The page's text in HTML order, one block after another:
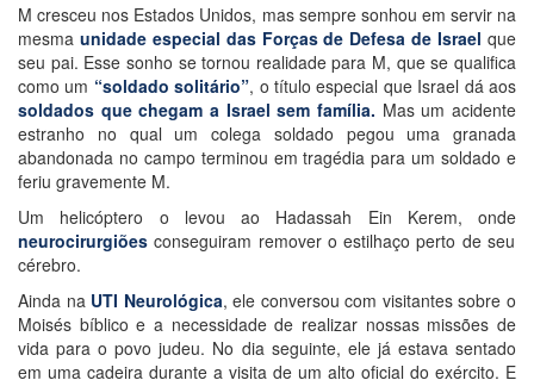
M cresceu nos Estados Unidos, mas sempre sonhou em servir na
mesma unidade especial das Forças de Defesa de Israel que
seu pai. Esse sonho se tornou realidade para M, que se qualifica
como um “soldado solitário”, o título especial que Israel dá aos
soldados que chegam a Israel sem família. Mas um acidente
estranho no qual um colega soldado pegou uma granada
abandonada no campo terminou em tragédia para um soldado e
feriu gravemente M.
Um helicóptero o levou ao Hadassah Ein Kerem, onde
neurocirurgiões conseguiram remover o estilhaço perto de seu
cérebro.
Ainda na UTI Neurológica, ele conversou com visitantes sobre o
Moisés bíblico e a necessidade de realizar nossas missões de
vida para o povo judeu. No dia seguinte, ele já estava sentado
em uma cadeira durante a visita de um alto oficial do exército. E